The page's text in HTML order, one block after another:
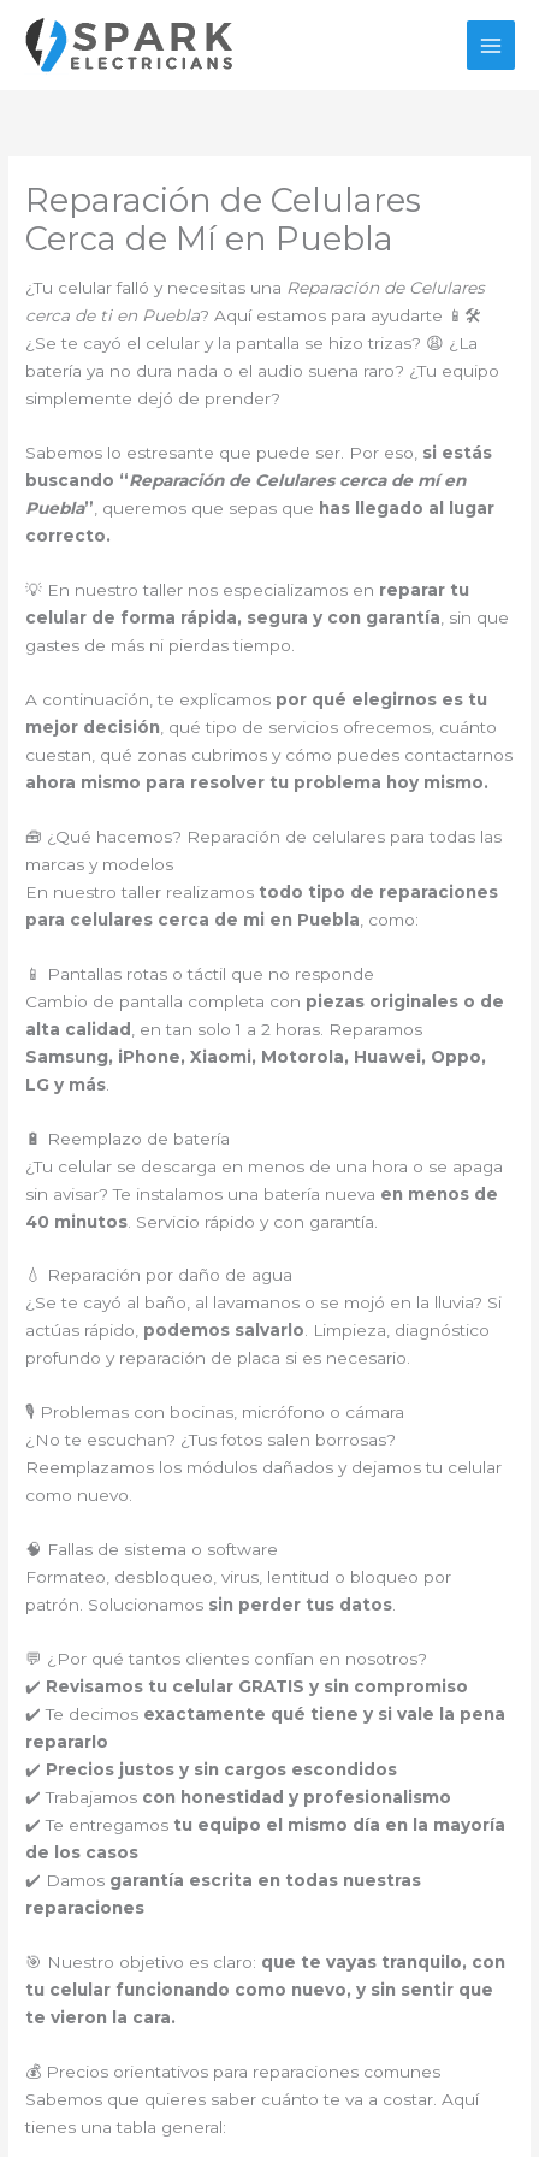
contenido
Reparación de Celulares
Cerca de Mí en Puebla
¿Tu celular falló y necesitas una Reparación de Celulares
cerca de ti en Puebla? Aquí estamos para ayudarte 📱🛠️
¿Se te cayó el celular y la pantalla se hizo trizas? 😩 ¿La
batería ya no dura nada o el audio suena raro? ¿Tu equipo
simplemente dejó de prender?
Sabemos lo estresante que puede ser. Por eso, si estás
buscando “Reparación de Celulares cerca de mí en
Puebla” , queremos que sepas que has llegado al lugar
correcto.
💡 En nuestro taller nos especializamos en reparar tu
celular de forma rápida, segura y con garantía , sin que
gastes de más ni pierdas tiempo.
A continuación, te explicamos por qué elegirnos es tu
mejor decisión , qué tipo de servicios ofrecemos, cuánto
cuestan, qué zonas cubrimos y cómo puedes contactarnos
ahora mismo para resolver tu problema hoy mismo.
🧰 ¿Qué hacemos? Reparación de celulares para todas las
marcas y modelos
En nuestro taller realizamos todo tipo de reparaciones
para celulares cerca de mi en Puebla , como:
📱 Pantallas rotas o táctil que no responde
Cambio de pantalla completa con piezas originales o de
alta calidad
, en tan solo 1 a 2 horas. Reparamos
Samsung, iPhone, Xiaomi, Motorola, Huawei, Oppo,
LG y más
🔋 Reemplazo de batería
¿Tu celular se descarga en menos de una hora o se apaga
sin avisar? Te instalamos una batería nueva en menos de
40 minutos . Servicio rápido y con garantía.
💧 Reparación por daño de agua
¿Se te cayó al baño, al lavamanos o se mojó en la lluvia? Si
actúas rápido, podemos salvarlo. Limpieza, diagnóstico
profundo y reparación de placa si es necesario.
🎙️ Problemas con bocinas, micrófono o cámara
¿No te escuchan? ¿Tus fotos salen borrosas?
Reemplazamos los módulos dañados y dejamos tu celular
como nuevo.
🧠 Fallas de sistema o software
Formateo, desbloqueo, virus, lentitud o bloqueo por
patrón. Solucionamos sin perder tus datos
💬 ¿Por qué tantos clientes confían en nosotros?
✔️ Revisamos tu celular GRATIS y sin compromiso
✔️ Te decimos exactamente qué tiene y si vale la pena
repararlo
✔️ Precios justos y sin cargos escondidos
✔️ Trabajamos con honestidad y profesionalismo
✔️ Te entregamos tu equipo el mismo día en la mayoría
de los casos
✔️ Damos garantía escrita en todas nuestras
reparaciones
🎯 Nuestro objetivo es claro: que te vayas tranquilo, con
tu celular funcionando como nuevo, y sin sentir que
te vieron la cara.
💰 Precios orientativos para reparaciones comunes
Sabemos que quieres saber cuánto te va a costar. Aquí
tienes una tabla general: